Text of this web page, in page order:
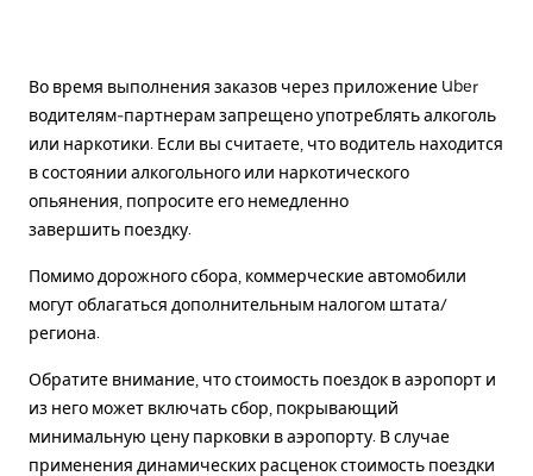
Во время выполнения заказов через приложение Uber
водителям-партнерам запрещено употреблять алкоголь
или наркотики. Если вы считаете, что водитель находится
в состоянии алкогольного или наркотического
опьянения, попросите его немедленно
завершить поездку.
Помимо дорожного сбора, коммерческие автомобили
могут облагаться дополнительным налогом штата/
региона.
Обратите внимание, что стоимость поездок в аэропорт и
из него может включать сбор, покрывающий
минимальную цену парковки в аэропорту. В случае
применения динамических расценок стоимость поездки